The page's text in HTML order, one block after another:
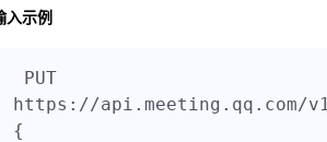
入示例
PUT
https://api.meeting.qq.com/v1/
{